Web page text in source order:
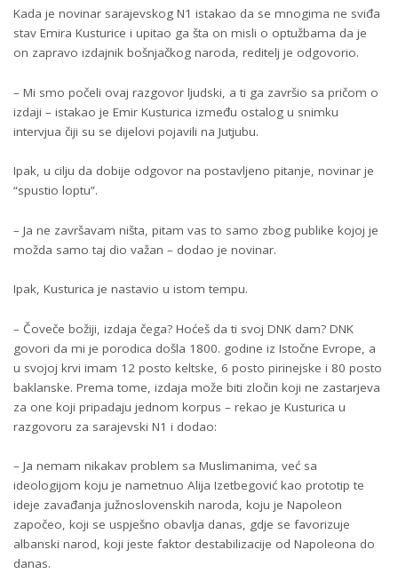
Kada je novinar sarajevskog N1 istakao da se mnogima ne sviđa
stav Emira Kusturice i upitao ga šta on misli o optužbama da je
on zapravo izdajnik bošnjačkog naroda, reditelj je odgovorio.
– Mi smo počeli ovaj razgovor ljudski, a ti ga završio sa pričom o
izdaji – istakao je Emir Kusturica između ostalog u snimku
intervjua čiji su se dijelovi pojavili na Jutjubu.
Ipak, u cilju da dobije odgovor na postavljeno pitanje, novinar je
“spustio loptu”.
– Ja ne završavam ništa, pitam vas to samo zbog publike kojoj je
možda samo taj dio važan – dodao je novinar.
Ipak, Kusturica je nastavio u istom tempu.
– Čoveče božiji, izdaja čega? Hoćeš da ti svoj DNK dam? DNK
govori da mi je porodica došla 1800. godine iz Istočne Evrope, a
u svojoj krvi imam 12 posto keltske, 6 posto pirinejske i 80 posto
baklanske. Prema tome, izdaja može biti zločin koji ne zastarjeva
za one koji pripadaju jednom korpus – rekao je Kusturica u
razgovoru za sarajevski N1 i dodao:
– Ja nemam nikakav problem sa Muslimanima, već sa
ideologijom koju je nametnuo Alija Izetbegović kao prototip te
ideje zavađanja južnoslovenskih naroda, koju je Napoleon
započeo, koji se uspješno obavlja danas, gdje se favorizuje
albanski narod, koji jeste faktor destabilizacije od Napoleona do
danas.